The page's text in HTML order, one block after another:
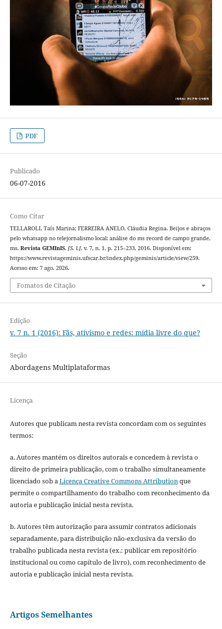
PDF
Publicado
06-07-2016
Como Citar
TELLAROLI, Taís Marina; FERREIRA ANELO, Cláudia Regina. Beijos e abraços
pelo whatsapp no telejornalismo local: análise do ms record de campo grande,
ms. Revista GEMInIS, [S. l.], v. 7, n. 1, p. 215–233, 2016. Disponível em:
https://www.revistageminis.ufscar.br/index.php/geminis/article/view/259.
Acesso em: 7 ago. 2026.
Fomatos de Citação
Edição
v. 7 n. 1 (2016): Fãs, ativismo e redes: mídia livre do que?
Seção
Abordagens Multiplataformas
Licença
Autores que publicam nesta revista concordam com os seguintes
termos:
a. Autores mantém os direitos autorais e concedem à revista o
direito de primeira publicação, com o trabalho simultaneamente
licenciado sob aLicença Creative Commons Attributionque
permite o compartilhamento do trabalho com reconhecimento da
autoria e publicação inicial nesta revista.
b. Autores têm autorização para assumir contratos adicionais
separadamente, para distribuição não-exclusiva da versão do
trabalho publicada nesta revista (ex.: publicar em repositório
institucional ou como capítulo de livro), com reconhecimento de
autoria e publicação inicial nesta revista.
Artigos Semelhantes